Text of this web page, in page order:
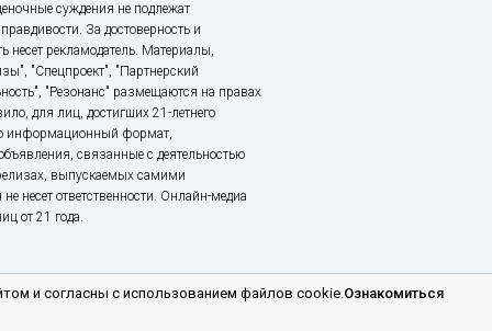
суждения не подлежат
За достоверность и
несет рекламодатель. Материалы,
"Спецпроект", "Партнерский
"Резонанс" размещаются на правах
для лиц, достигших 21-летнего
информационный формат,
связанные с деятельностью
выпускаемых самими
несет ответственности. Онлайн-медиа
от 21 года.
и согласны с использованием файлов cookie.Ознакомиться